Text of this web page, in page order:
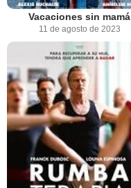
Vacaciones sin mamá
11 de agosto de 2023